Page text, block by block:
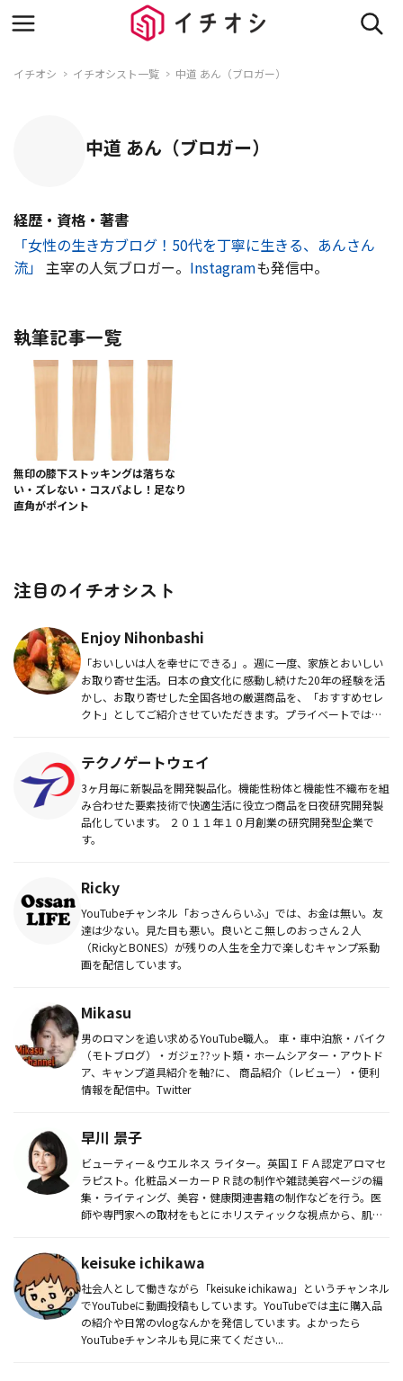
イチオシ イチオシスト一覧 中道 あん（ブロガー）
中道 あん（ブロガー）
経歴・資格・著書
「女性の生き方ブログ！50代を丁寧に生きる、あんさん
流」 主宰の人気ブロガー。 Instagramも発信中。
執筆記事一覧
無印の膝下ストッキングは落ちな
い・ズレない・コスパよし！足なり
直角がポイント
注目のイチオシスト
Enjoy Nihonbashi
「おいしいは人を幸せにできる」。週に一度、家族とおいしい
お取り寄せ生活。日本の食文化に感動し続けた20年の経験を活
かし、お取り寄せした全国各地の厳選商品を、「おすすめセレ
クト」としてご紹介させていただきます。プライベートでは令
テクノゲートウェイ
3ヶ月毎に新製品を開発製品化。機能性粉体と機能性不織布を組
み合わせた要素技術で快適生活に役立つ商品を日夜研究開発製
品化しています。 ２０１１年１０月創業の研究開発型企業で
す。
Ricky
YouTubeチャンネル「おっさんらいふ」では、お金は無い。友
達は少ない。見た目も悪い。良いとこ無しのおっさん２人
（RickyとBONES）が残りの人生を全力で楽しむキャンプ系動
画を配信しています。
Mikasu
男のロマンを追い求めるYouTube職人。 車・車中泊旅・バイク
（モトブログ）・ガジェ??ット類・ホームシアター・アウトド
ア、キャンプ道具紹介を軸?に、 商品紹介（レビュー）・便利
情報を配信中。Twitter
早川 景子
ビューティー＆ウエルネス ライター。英国ＩＦＡ認定アロマセ
ラピスト。化粧品メーカーＰＲ誌の制作や雑誌美容ページの編
集・ライティング、美容・健康関連書籍の制作などを行う。医
師や専門家への取材をもとにホリスティックな視点から、肌
keisuke ichikawa
社会人として働きながら「keisuke ichikawa」というチャンネル
でYouTubeに動画投稿もしています。YouTubeでは主に購入品
の紹介や日常のvlogなんかを発信しています。よかったら
YouTubeチャンネルも見に来てください...